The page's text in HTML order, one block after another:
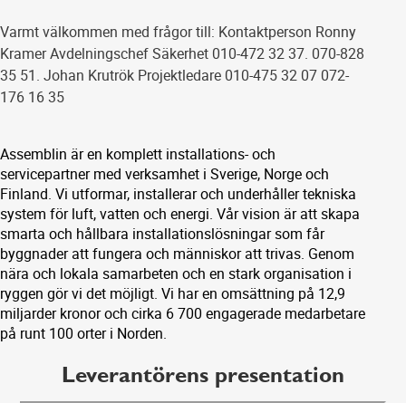
Varmt välkommen med frågor till: Kontaktperson Ronny
Kramer Avdelningschef Säkerhet 010-472 32 37. 070-828
35 51. Johan Krutrök Projektledare 010-475 32 07 072-
176 16 35
Assemblin är en komplett installations- och
servicepartner med verksamhet i Sverige, Norge och
Finland. Vi utformar, installerar och underhåller tekniska
system för luft, vatten och energi. Vår vision är att skapa
smarta och hållbara installationslösningar som får
byggnader att fungera och människor att trivas. Genom
nära och lokala samarbeten och en stark organisation i
ryggen gör vi det möjligt. Vi har en omsättning på 12,9
miljarder kronor och cirka 6 700 engagerade medarbetare
på runt 100 orter i Norden.
Leverantörens presentation